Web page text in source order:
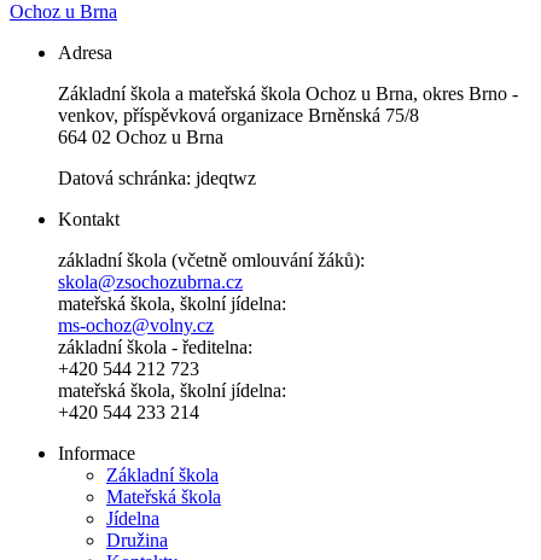
Ochoz u Brna
Adresa
Základní škola a mateřská škola Ochoz u Brna, okres Brno -
venkov, příspěvková organizace Brněnská 75/8
664 02 Ochoz u Brna
Datová schránka: jdeqtwz
Kontakt
základní škola (včetně omlouvání žáků):
skola@zsochozubrna.cz
mateřská škola, školní jídelna:
ms-ochoz@volny.cz
základní škola - ředitelna:
+420 544 212 723
mateřská škola, školní jídelna:
+420 544 233 214
Informace
Základní škola
Mateřská škola
Jídelna
Družina